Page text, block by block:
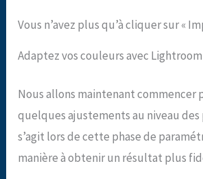
Vous n’avez plus qu’à cliquer sur «
Adaptez vos couleurs avec Lightroom
Nous allons maintenant commencer
quelques ajustements au niveau
s’agit lors de cette phase de
manière à obtenir un résultat plus